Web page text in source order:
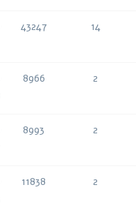
14
43247
2
8966
2
8993
2
11838